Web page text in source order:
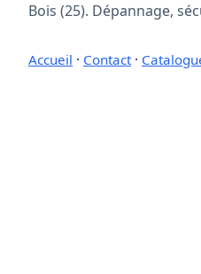
Bois (25). Dépannage,
Accueil · Contact·